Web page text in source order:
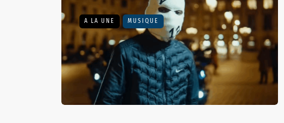
A LA UNE MUSIQUE